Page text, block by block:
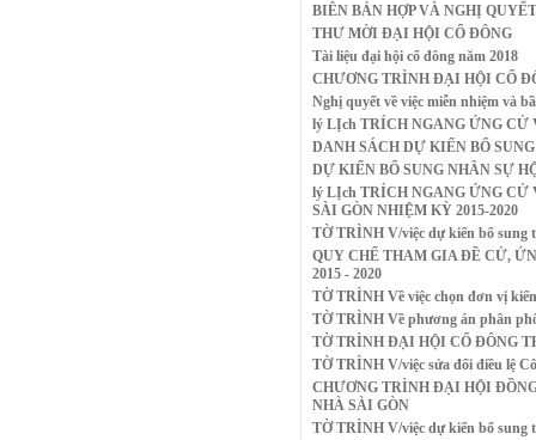
BIÊN BẢN HỢP VÀ NGHỊ
THƯ MỜI ĐẠI HỘI CỔ ĐÔNG
Tài liệu đại hội cổ đông năm 2018
CHƯƠNG TRÌNH ĐẠI HỘI CỔ
Nghị quyết về việc miễn nhiệm và
lý LỊch TRÍCH NGANG ỨNG CỬ
DANH SÁCH DỰ KIẾN BỔ
DỰ KIẾN BỔ SUNG NHÂN SỰ
lý LỊch TRÍCH NGANG ỨNG CỬ
SÀI GÒN NHIỆM KỲ 2015-2020
TỜ TRÌNH V/việc dự kiến bổ sung
QUY CHẾ THAM GIA ĐỀ CỬ,
2015 - 2020
TỜ TRÌNH Về việc chọn đơn vị
TỜ TRÌNH Về phương án phân
TỜ TRÌNH ĐẠI HỘI CỔ ĐÔNG
TỜ TRÌNH V/việc sửa đổi điều lệ
CHƯƠNG TRÌNH ĐẠI HỘI
NHÀ SÀI GÒN
TỜ TRÌNH V/việc dự kiến bổ sung